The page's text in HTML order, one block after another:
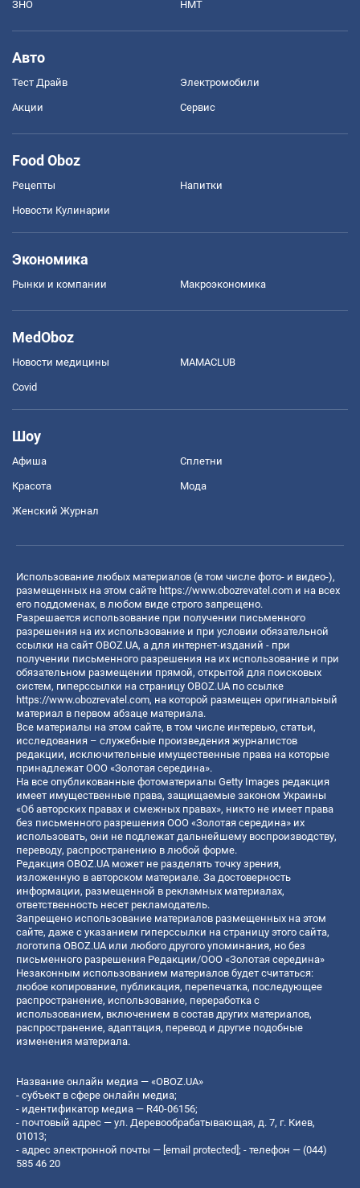
ЗНО НМТ
Авто
Тест Драйв Электромобили
Акции Сервис
Food Oboz
Рецепты Напитки
Новости Кулинарии
Экономика
Рынки и компании Mакроэкономика
MedOboz
Новости медицины MAMACLUB
Covid
Шоу
Афиша Сплетни
Красота Мода
Женский Журнал
Использование любых материалов (в том числе фото- и видео-),
размещенных на этом сайте https://www.obozrevatel.com и на всех
его поддоменах, в любом виде строго запрещено.
Разрешается использование при получении письменного
разрешения на их использование и при условии обязательной
ссылки на сайт OBOZ.UA, а для интернет-изданий - при
получении письменного разрешения на их использование и при
обязательном размещении прямой, открытой для поисковых
систем, гиперссылки на страницу OBOZ.UA по ссылке
https://www.obozrevatel.com, на которой размещен оригинальный
материал в первом абзаце материала.
Все материалы на этом сайте, в том числе интервью, статьи,
исследования – служебные произведения журналистов
редакции, исключительные имущественные права на которые
принадлежат ООО «Золотая середина».
На все опубликованные фотоматериалы Getty Images редакция
имеет имущественные права, защищаемые законом Украины
«Об авторских правах и смежных правах», никто не имеет права
без письменного разрешения ООО «Золотая середина» их
использовать, они не подлежат дальнейшему воспроизводству,
переводу, распространению в любой форме.
Редакция OBOZ.UA может не разделять точку зрения,
изложенную в авторском материале. За достоверность
информации, размещенной в рекламных материалах,
ответственность несет рекламодатель.
Запрещено использование материалов размещенных на этом
сайте, даже с указанием гиперссылки на страницу этого сайта,
логотипа OBOZ.UA или любого другого упоминания, но без
письменного разрешения Редакции/ООО «Золотая середина»
Незаконным использованием материалов будет считаться:
любое копирование, публикация, перепечатка, последующее
распространение, использование, переработка с
использованием, включением в состав других материалов,
распространение, адаптация, перевод и другие подобные
изменения материала.
Название онлайн медиа — «OBOZ.UA»
- субъект в сфере онлайн медиа;
- идентификатор медиа — R40-06156;
- почтовый адрес — ул. Деревообрабатывающая, д. 7, г. Киев,
01013;
- адрес электронной почты — [email protected] ; - телефон — (044)
585 46 20